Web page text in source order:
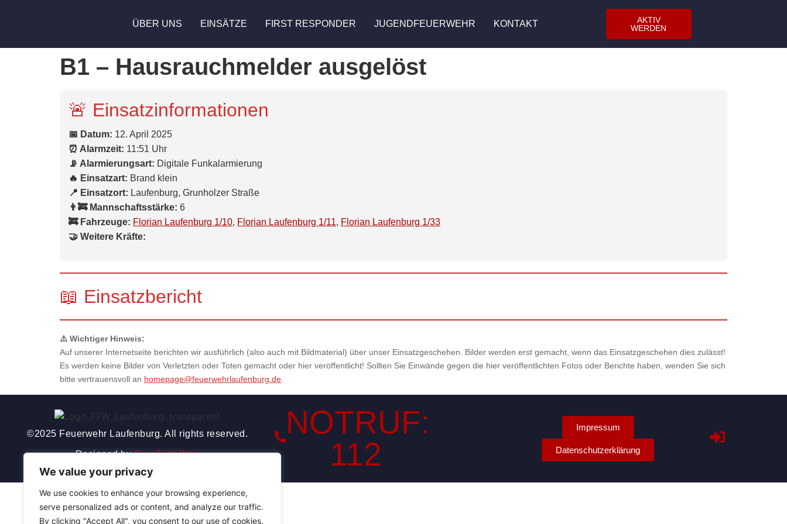
We value your privacy
We use cookies to enhance your browsing experience,
serve personalized ads or content, and analyze our traffic.
By clicking "Accept All", you consent to our use of cookies.
ÜBER UNS EINSÄTZE FIRST RESPONDER JUGENDFEUERWEHR KONTAKT
AKTIV
WERDEN
B1 – Hausrauchmelder ausgelöst
🚨 Einsatzinformationen
📅 Datum: 12. April 2025
⏰ Alarmzeit: 11:51 Uhr
📡 Alarmierungsart: Digitale Funkalarmierung
🔥 Einsatzart: Brand klein
📍 Einsatzort: Laufenburg, Grunholzer Straße
👨‍🚒 Mannschaftsstärke: 6
🚒 Fahrzeuge: Florian Laufenburg 1/10, Florian Laufenburg 1/11, Florian Laufenburg 1/33
🤝 Weitere Kräfte:
📖 Einsatzbericht
⚠️ Wichtiger Hinweis:
Auf unserer Internetseite berichten wir ausführlich (also auch mit Bildmaterial) über unser Einsatzgeschehen. Bilder werden erst gemacht, wenn das Einsatzgeschehen dies zulässt!
Es werden keine Bilder von Verletzten oder Toten gemacht oder hier veröffentlicht! Sollten Sie Einwände gegen die hier veröffentlichten Fotos oder Berichte haben, wenden Sie sich
bitte vertrauensvoll an homepage@feuerwehrlaufenburg.de.
©2025 Feuerwehr Laufenburg. All rights reserved.
Designed byCoreTech Web
NOTRUF:
112
Impressum
Datenschutzerklärung